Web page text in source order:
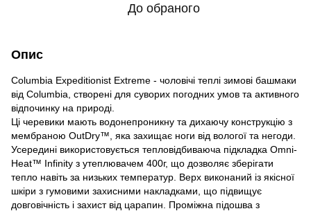
До обраного
Опис
Columbia Expeditionist Extreme - чоловічі теплі зимові башмаки
від Columbia, створені для суворих погодних умов та активного
відпочинку на природі.
Ці черевики мають водонепроникну та дихаючу конструкцію з
мембраною OutDry™, яка захищає ноги від вологої та негоди.
Усередині використовується тепловідбиваюча підкладка Omni-
Heat™ Infinity з утеплювачем 400г, що дозволяє зберігати
тепло навіть за низьких температур. Верх виконаний із якісної
шкіри з гумовими захисними накладками, що підвищує
довговічність і захист від царапин. Проміжна підошва з